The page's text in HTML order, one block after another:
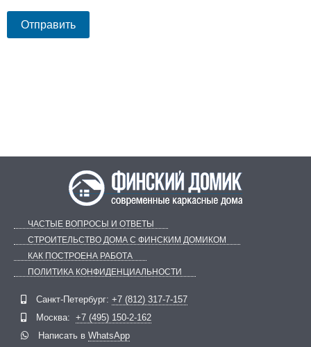
ЧАСТЫЕ ВОПРОСЫ И ОТВЕТЫ
СТРОИТЕЛЬСТВО ДОМА С ФИНСКИМ ДОМИКОМ
КАК ПОСТРОЕНА РАБОТА
ПОЛИТИКА КОНФИДЕНЦИАЛЬНОСТИ
Санкт-Петербург: +7 (812) 317-7-157
Москва: +7 (495) 150-2-162
Написать в WhatsApp
Telegram
ВКонтакте